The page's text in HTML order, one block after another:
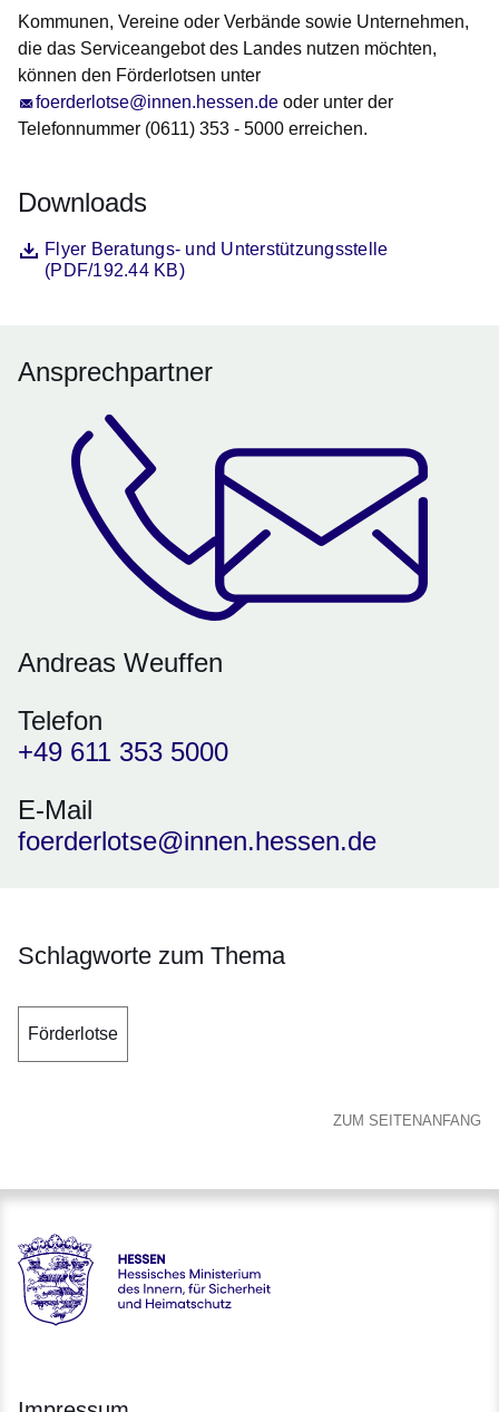
Kommunen, Vereine oder Verbände sowie Unternehmen,
die das Serviceangebot des Landes nutzen möchten,
können den Förderlotsen unter
foerderlotse@innen.hessen.de oder unter der
Telefonnummer (0611) 353 - 5000 erreichen.
Downloads
DateiFlyer Beratungs- und Unterstützungsstelle
(PDF/192.44 KB)
Öffnet sich in einem neuen Fenster
Ansprechpartner
Andreas Weuffen
Telefon
+49 611 353 5000
E-Mail
foerderlotse@innen.hessen.de
Schlagworte zum Thema
Förderlotse
ZUM SEITENANFANG
Hessen - Hessisches Ministerium des Innern, für Sicherheit